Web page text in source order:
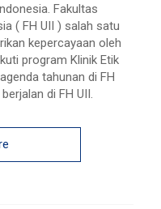
Fakultas
( FH UII ) salah satu
kepercayaan oleh
program Klinik Etik
tahunan di FH
di FH UII.